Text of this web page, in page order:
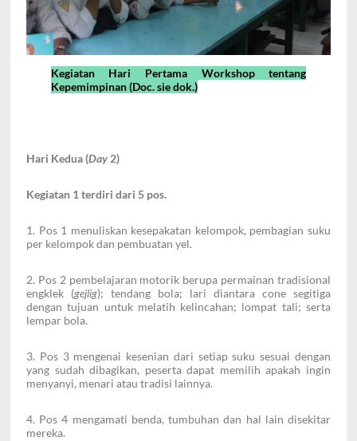
Kegiatan Hari Pertama Workshop tentang
Kepemimpinan (Doc. sie dok.)
Hari Kedua (Day 2)
Kegiatan 1 terdiri dari 5 pos.
1. Pos 1 menuliskan kesepakatan kelompok, pembagian suku
per kelompok dan pembuatan yel.
2. Pos 2 pembelajaran motorik berupa permainan tradisional
engklek (gejlig); tendang bola; lari diantara cone segitiga
dengan tujuan untuk melatih kelincahan; lompat tali; serta
lempar bola.
3. Pos 3 mengenai kesenian dari setiap suku sesuai dengan
yang sudah dibagikan, peserta dapat memilih apakah ingin
menyanyi, menari atau tradisi lainnya.
4. Pos 4 mengamati benda, tumbuhan dan hal lain disekitar
mereka.